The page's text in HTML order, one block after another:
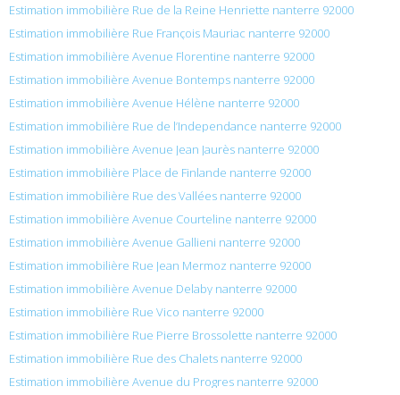
Estimation immobilière Rue de la Reine Henriette nanterre 92000
Estimation immobilière Rue François Mauriac nanterre 92000
Estimation immobilière Avenue Florentine nanterre 92000
Estimation immobilière Avenue Bontemps nanterre 92000
Estimation immobilière Avenue Hélène nanterre 92000
Estimation immobilière Rue de l’Independance nanterre 92000
Estimation immobilière Avenue Jean Jaurès nanterre 92000
Estimation immobilière Place de Finlande nanterre 92000
Estimation immobilière Rue des Vallées nanterre 92000
Estimation immobilière Avenue Courteline nanterre 92000
Estimation immobilière Avenue Gallieni nanterre 92000
Estimation immobilière Rue Jean Mermoz nanterre 92000
Estimation immobilière Avenue Delaby nanterre 92000
Estimation immobilière Rue Vico nanterre 92000
Estimation immobilière Rue Pierre Brossolette nanterre 92000
Estimation immobilière Rue des Chalets nanterre 92000
Estimation immobilière Avenue du Progres nanterre 92000